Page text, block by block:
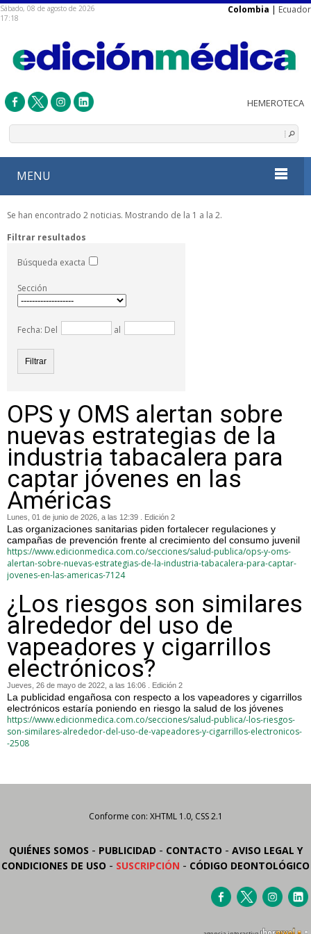
Sábado, 08 de agosto de 2026
17:18
Colombia | Ecuador
MENU
Se han encontrado 2 noticias. Mostrando de la 1 a la 2.
Filtrar resultados
Búsqueda exacta
Sección
Fecha: Del al
OPS y OMS alertan sobre
nuevas estrategias de la
industria tabacalera para
captar jóvenes en las
Américas
Lunes, 01 de junio de 2026, a las 12:39 . Edición 2
Las organizaciones sanitarias piden fortalecer regulaciones y
campañas de prevención frente al crecimiento del consumo juvenil
https://www.edicionmedica.com.co/secciones/salud-publica/ops-y-oms-
alertan-sobre-nuevas-estrategias-de-la-industria-tabacalera-para-captar-
jovenes-en-las-americas-7124
¿Los riesgos son similares
alrededor del uso de
vapeadores y cigarrillos
electrónicos?
Jueves, 26 de mayo de 2022, a las 16:06 . Edición 2
La publicidad engañosa con respecto a los vapeadores y cigarrillos
electrónicos estaría poniendo en riesgo la salud de los jóvenes
https://www.edicionmedica.com.co/secciones/salud-publica/-los-riesgos-
son-similares-alrededor-del-uso-de-vapeadores-y-cigarrillos-electronicos-
-2508
Conforme con: XHTML 1.0, CSS 2.1
QUIÉNES SOMOS - PUBLICIDAD - CONTACTO - AVISO LEGAL Y
CONDICIONES DE USO - SUSCRIPCIÓN - CÓDIGO DEONTOLÓGICO